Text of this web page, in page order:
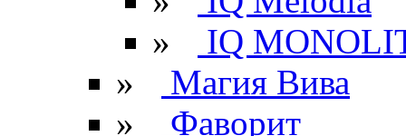
»
IQ
»
Магия Вива
»
Фаворит